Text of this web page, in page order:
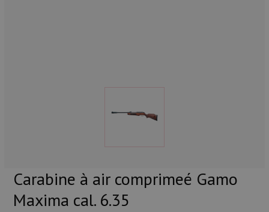
Carabine à air comprimeé Gamo
Maxima cal. 6.35